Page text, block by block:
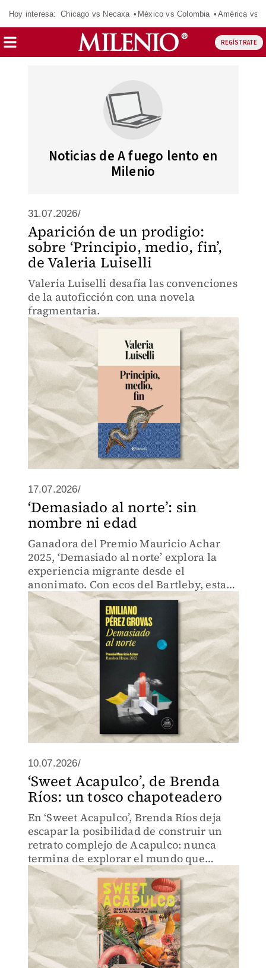
Hoy interesa: Chicago vs Necaxa México vs Colombia América vs
REGÍSTRATE
Noticias de A fuego lento en
Milenio
31.07.2026/
Aparición de un prodigio:
sobre ‘Principio, medio, fin’,
de Valeria Luiselli
Valeria Luiselli desafía las convenciones
de la autoficción con una novela
fragmentaria.
17.07.2026/
‘Demasiado al norte’: sin
nombre ni edad
Ganadora del Premio Mauricio Achar
2025, ‘Demasiado al norte’ explora la
experiencia migrante desde el
anonimato. Con ecos del Bartleby, esta
novela de Emiliano Pérez Grovas hace
de la pasividad una forma de existencia.
10.07.2026/
‘Sweet Acapulco’, de Brenda
Ríos: un tosco chapoteadero
En ‘Sweet Acapulco’, Brenda Ríos deja
escapar la posibilidad de construir un
retrato complejo de Acapulco: nunca
termina de explorar el mundo que
invoca.